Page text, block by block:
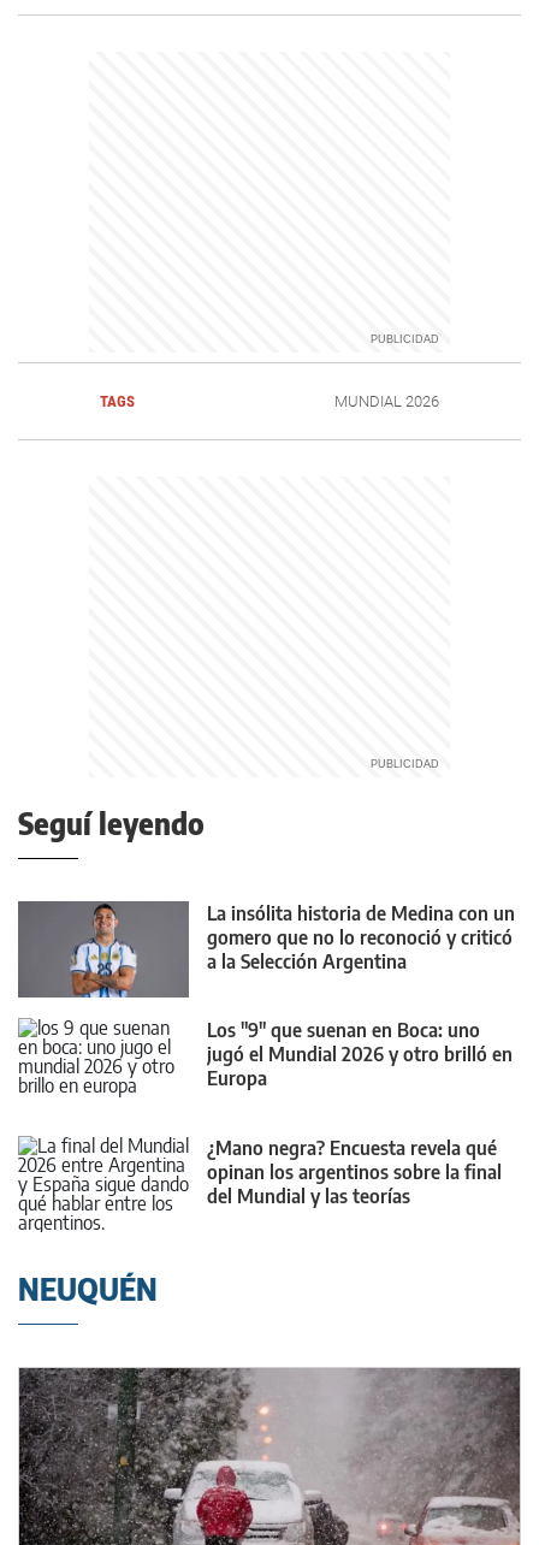
TAGS MUNDIAL 2026
Seguí leyendo
La insólita historia de Medina con un
gomero que no lo reconoció y criticó
a la Selección Argentina
Los "9" que suenan en Boca: uno
jugó el Mundial 2026 y otro brilló en
Europa
¿Mano negra? Encuesta revela qué
opinan los argentinos sobre la final
del Mundial y las teorías
NEUQUÉN